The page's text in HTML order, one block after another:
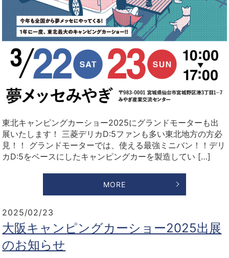
東北キャンピングカーショー2025にグランドモーターも出
展いたします！ 三菱デリカD:5ファンも多い東北地方の方必
見！！ グランドモーターでは、使える最強ミニバン！！デリ
カD:5をベースにしたキャンピングカーを製造してい […]
MORE
2025/02/23
大阪キャンピングカーショー2025出展
のお知らせ